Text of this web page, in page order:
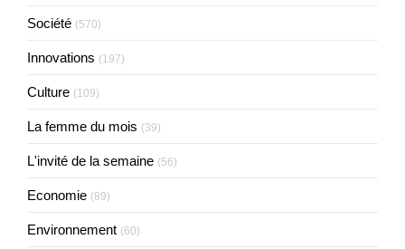
Société (570)
Innovations (197)
Culture (109)
La femme du mois (39)
L'invité de la semaine (56)
Economie (89)
Environnement (60)